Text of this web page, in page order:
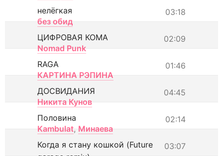
03:18
нелёгкая
без обид
02:09
ЦИФРОВАЯ КОМА
Nomad Punk
01:46
RAGA
КАРТИНА РЭПИНА
04:45
ДОСВИДАНИЯ
Никита Кунов
02:14
Половина
Kambulat, Минаева
03:07
Когда я стану кошкой (Future